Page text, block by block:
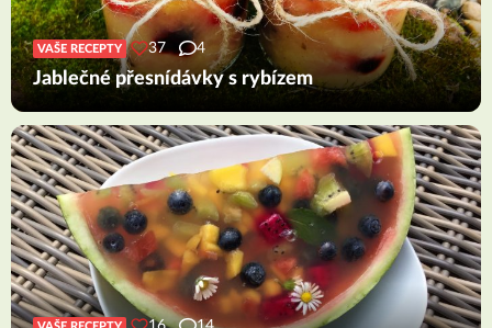
VAŠE RECEPTY 37 4
Jablečné přesnídávky s rybízem